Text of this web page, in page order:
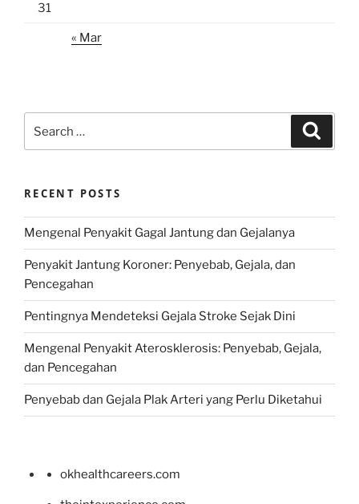
31
« Mar
for:
RECENT POSTS
Mengenal Penyakit Gagal Jantung dan Gejalanya
Penyakit Jantung Koroner: Penyebab, Gejala, dan
Pencegahan
Pentingnya Mendeteksi Gejala Stroke Sejak Dini
Mengenal Penyakit Aterosklerosis: Penyebab, Gejala,
dan Pencegahan
Penyebab dan Gejala Plak Arteri yang Perlu Diketahui
okhealthcareers.com